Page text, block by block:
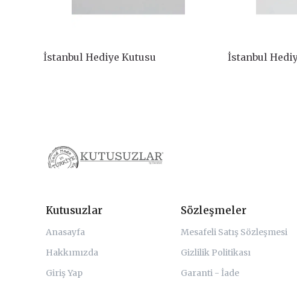
İstanbul Hediye Kutusu İstanbul
Kutusuzlar
Anasayfa
Hakkımızda
Giriş Yap
Sözleşmeler
Mesafeli Satış Sözleşmesi
Gizlilik Politikası
Garanti - İade